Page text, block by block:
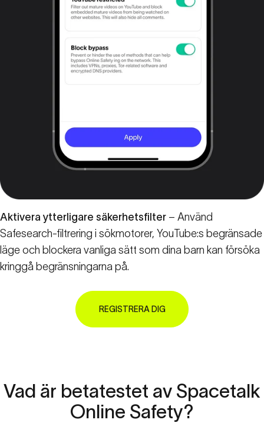
Aktivera ytterligare säkerhetsfilter – Använd
Safesearch-filtrering i sökmotorer, YouTube:s begränsade
läge och blockera vanliga sätt som dina barn kan försöka
kringgå begränsningarna på.
REGISTRERA DIG
Vad är betatestet av Spacetalk
Online Safety?